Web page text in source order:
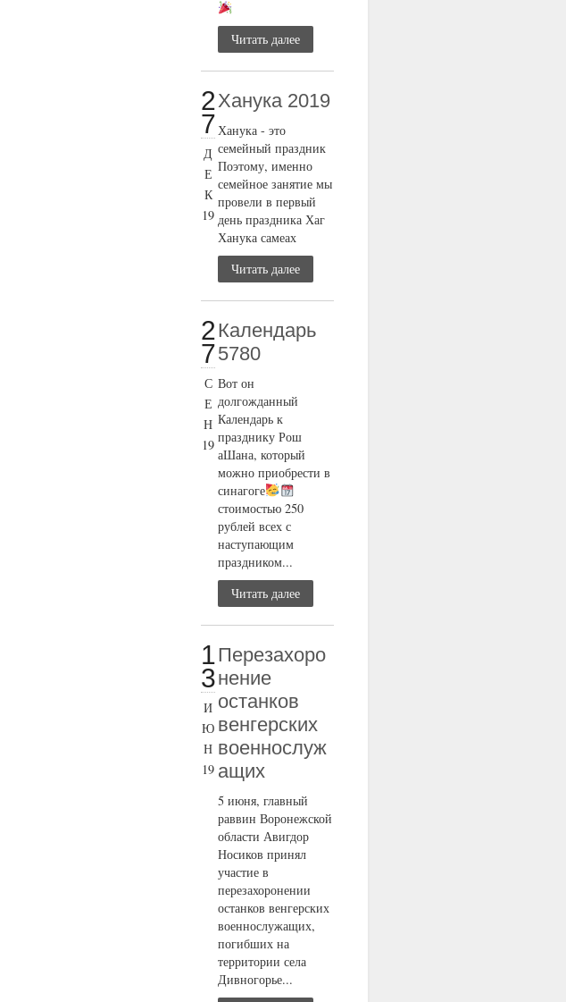
Читать далее
2
7
Д
Е
К
19
Ханука 2019
Ханука - это
семейный праздник
Поэтому, именно
семейное занятие мы
провели в первый
день праздника Хаг
Ханука самеах
Читать далее
2
7
С
Е
Н
19
Календарь
5780
Вот он
долгожданный
Календарь к
празднику Рош
аШана, который
можно приобрести в
синагоге
стоимостью 250
рублей всех с
наступающим
праздником...
Читать далее
1
3
И
Ю
Н
19
Перезахоро
нение
останков
венгерских
военнослуж
ащих
5 июня, главный
раввин Воронежской
области Авигдор
Носиков принял
участие в
перезахоронении
останков венгерских
военнослужащих,
погибших на
территории села
Дивногорье...